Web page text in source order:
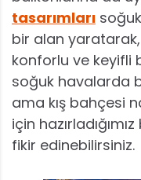
tasarımları
bir alan yaratarak,
konforlu ve keyifli
soğuk havalarda
ama kış bahçesi
için
fikir edinebilirsiniz.